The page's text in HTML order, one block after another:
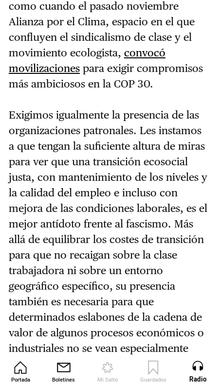
Portada Boletines Mi Salto Guardados Revista
como cuando el pasado noviembre
Alianza por el Clima, espacio en el que
confluyen el sindicalismo de clase y el
movimiento ecologista, convocó
movilizacionespara exigir compromisos
más ambiciosos en la COP 30.
Exigimos igualmente la presencia de las
organizaciones patronales. Les instamos
a que tengan la suficiente altura de miras
para ver que una transición ecosocial
justa, con mantenimiento de los niveles y
la calidad del empleo e incluso con
mejora de las condiciones laborales, es el
mejor antídoto frente al fascismo. Más
allá de equilibrar los costes de transición
para que no recaigan sobre la clase
trabajadora ni sobre un entorno
geográfico específico, su presencia
también es necesaria para que
determinados eslabones de la cadena de
valor de algunos procesos económicos o
industriales no se vean especialmente
perjudicados. Nos va el futuro en esto.
Radio